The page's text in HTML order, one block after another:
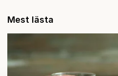
Mest lästa